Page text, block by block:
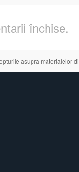
închise.
asupra materialelor